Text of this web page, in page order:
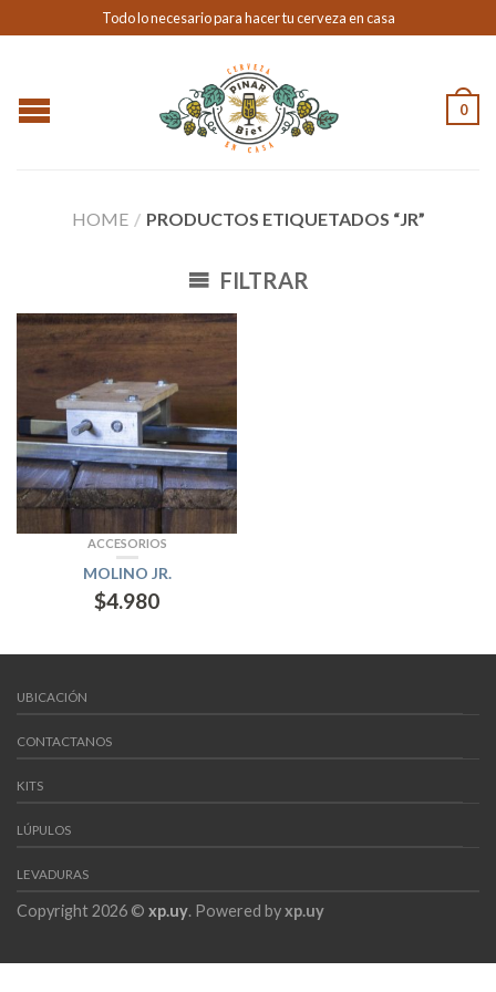
Todo lo necesario para hacer tu cerveza en casa
0
HOME / PRODUCTOS ETIQUETADOS “JR”
FILTRAR
ACCESORIOS
MOLINO JR.
$4.980
UBICACIÓN
CONTACTANOS
KITS
LÚPULOS
LEVADURAS
Copyright 2026 © xp.uy. Powered byxp.uy